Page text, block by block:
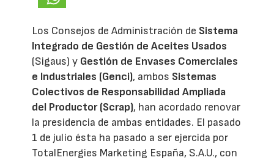
Los Consejos de Administración de Sistema
Integrado de Gestión de Aceites Usados
(Sigaus) y Gestión de Envases Comerciales
e Industriales (Genci), ambos Sistemas
Colectivos de Responsabilidad Ampliada
del Productor (Scrap), han acordado renovar
la presidencia de ambas entidades. El pasado
1 de julio ésta ha pasado a ser ejercida por
TotalEnergies Marketing España, S.A.U., con